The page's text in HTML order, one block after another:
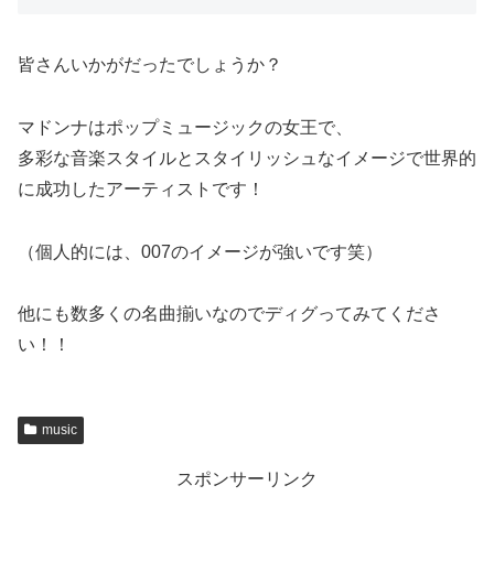
皆さんいかがだったでしょうか？
マドンナはポップミュージックの女王で、
多彩な音楽スタイルとスタイリッシュなイメージで世界的
に成功したアーティストです！
（個人的には、007のイメージが強いです笑）
他にも数多くの名曲揃いなのでディグってみてくださ
い！！
music
スポンサーリンク